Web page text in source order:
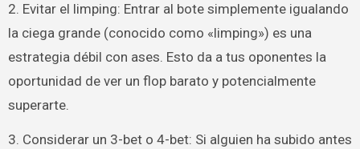
2. Evitar el limping: Entrar al bote simplemente igualando
la ciega grande (conocido como «limping») es una
estrategia débil con ases. Esto da a tus oponentes la
oportunidad de ver un flop barato y potencialmente
superarte.
3. Considerar un 3-bet o 4-bet: Si alguien ha subido antes